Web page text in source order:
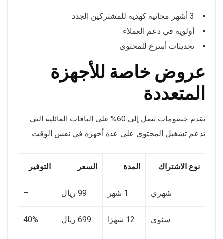
3 أشهر مجانية كهدية للمشتركين الجدد
أولوية في دعم العملاء
تحديثات أسرع للمحتوى
عروض خاصة للأجهزة
المتعددة
نقدم خصومات تصل إلى 60% على الباقات العائلية التي
تدعم تشغيل المحتوى على عدة أجهزة في نفس الوقت.
نوع الاشتراك المدة السعر التوفير
شهري 1 شهر 99 ريال –
سنوي 12 شهرًا 699 ريال 40%